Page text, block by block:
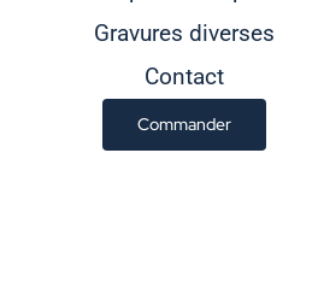
Gravures diverses
Contact
Commander